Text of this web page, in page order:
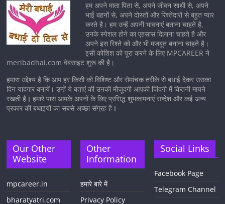
हम अपने माता पिता से, अपने जीवन साथी से, अपने
भाई बहनों से, अपने दोस्तों और रिश्तेदारों से बहुत प्यार
करते है। हम उन्हें अपनी भावनाएं बताना चाहते है,
उनके स्पेशल होने का एहसास दिलाना चाहते है और
अपने इस रिश्ते को और भी मजबूत बनाना चाहते है।
इसी कोशिश को पूरा करने के लिए MPCAREER ने
meribadhai.com वेबसाइट शुरू की है।
हमारा उद्देश्य है कि आप हर किसी को विशिष्ट और रोमांचक तरीके से बधाई देकर उसका
दिन यादगार बनायें। उन्हें ये बताएं की उनकी मौजूदगी आपकी जिंदगी में कितनी मायने
रखती है । हमारे पास आपके अपनों के लिए प्रसिद्ध शुभकामनाएं सन्देश और कई अन्य
प्रकार की बधाइयों का सबसे अच्छा संग्रह है ।
Our Other
Website
mpcareer.in
bharatyatri.com
Other
Information
हमारे बारे में
Privacy Policy
Social Links
Facebook Page
Telegram Channel